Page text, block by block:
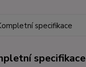
specifikace
specifikace